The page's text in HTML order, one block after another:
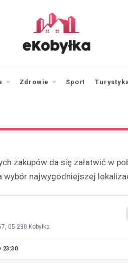
Zdrowie Sport
zakupów da się załatwić w
wybór najwygodniejszej
05-230 Kobyłka
23:30